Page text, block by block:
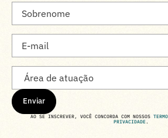
Enviar
AO SE INSCREVER, VOCÊ CONCORDA COM NOSSOS
PRIVACIDADE .